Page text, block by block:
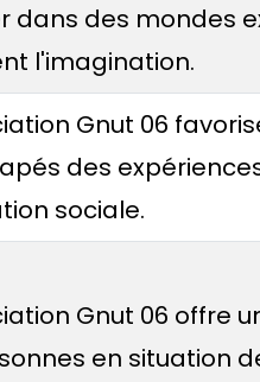
dans des mondes
l'imagination.
Gnut 06
des
sociale.
Gnut 06 offre
en situation